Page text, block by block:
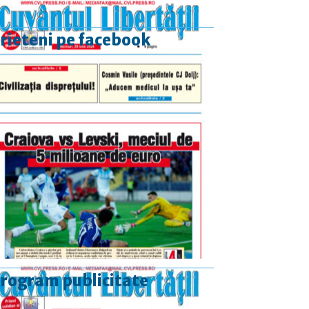
pe facebook
publicitate